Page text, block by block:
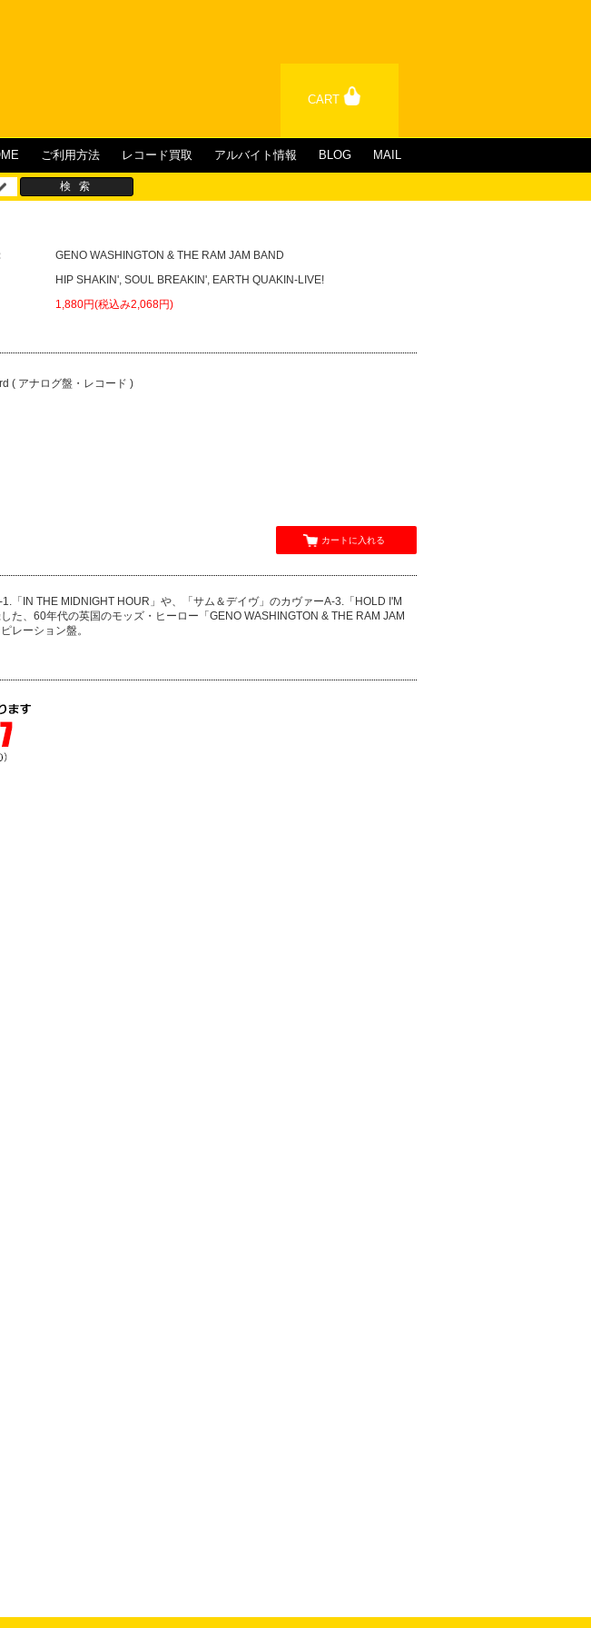
CART
ご利用方法 レコード買取 アルバイト情報 BLOG MAIL
GENO WASHINGTON & THE RAM JAM BAND
HIP SHAKIN', SOUL BREAKIN', EARTH QUAKIN-LIVE!
1,880円(税込み2,068円)
( アナログ盤・レコード )
カートに入れる
「IN THE MIDNIGHT HOUR」や、「サム＆デイヴ」のカヴァーA-3.「HOLD I'M
た、60年代の英国のモッズ・ヒーロー「GENO WASHINGTON & THE RAM JAM
レーション盤。